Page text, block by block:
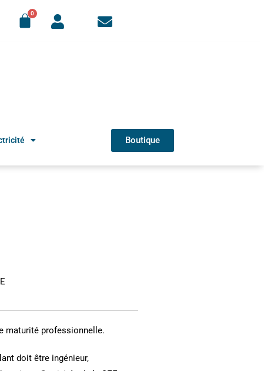
Boutique
maturité professionnelle.
doit être ingénieur,